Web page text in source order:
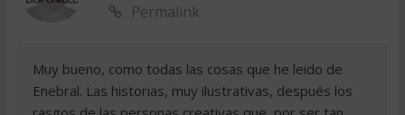
Permalink
Muy bueno, como todas las cosas que he leido de
Enebral. Las historias, muy ilustrativas, después los